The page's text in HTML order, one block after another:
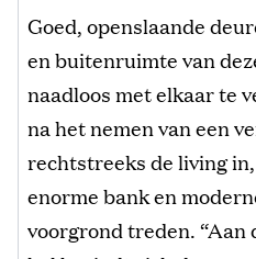
Goed, openslaande
en buitenruimte van
naadloos met elkaar te
na het nemen van een
rechtstreeks de living
enorme bank en
voorgrond treden. “Aan